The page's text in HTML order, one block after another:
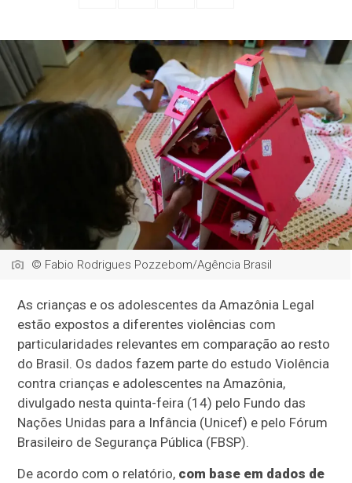
© Fabio Rodrigues Pozzebom/Agência Brasil
As crianças e os adolescentes da Amazônia Legal
estão expostos a diferentes violências com
particularidades relevantes em comparação ao resto
do Brasil. Os dados fazem parte do estudo Violência
contra crianças e adolescentes na Amazônia,
divulgado nesta quinta-feira (14) pelo Fundo das
Nações Unidas para a Infância (Unicef) e pelo Fórum
Brasileiro de Segurança Pública (FBSP).
De acordo com o relatório, com base em dados de